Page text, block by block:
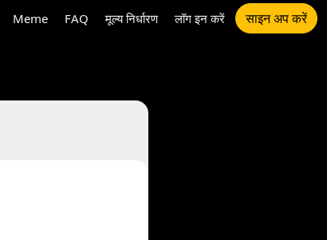
Meme FAQ मूल्य निर्धारण लॉग इन करें साइन अप करें